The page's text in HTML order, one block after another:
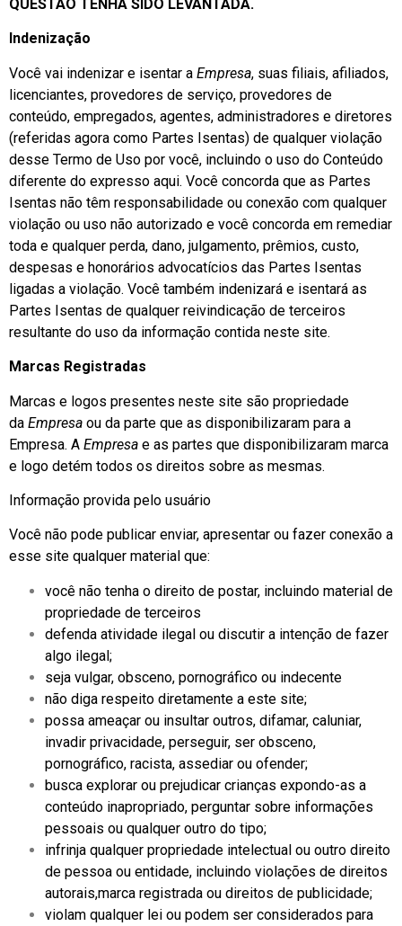
QUESTÃO TENHA SIDO LEVANTADA.
Indenização
Você vai indenizar e isentar a Empresa, suas filiais, afiliados,
licenciantes, provedores de serviço, provedores de
conteúdo, empregados, agentes, administradores e diretores
(referidas agora como Partes Isentas) de qualquer violação
desse Termo de Uso por você, incluindo o uso do Conteúdo
diferente do expresso aqui. Você concorda que as Partes
Isentas não têm responsabilidade ou conexão com qualquer
violação ou uso não autorizado e você concorda em remediar
toda e qualquer perda, dano, julgamento, prêmios, custo,
despesas e honorários advocatícios das Partes Isentas
ligadas a violação. Você também indenizará e isentará as
Partes Isentas de qualquer reivindicação de terceiros
resultante do uso da informação contida neste site.
Marcas Registradas
Marcas e logos presentes neste site são propriedade
da Empresa ou da parte que as disponibilizaram para a
Empresa. A Empresa e as partes que disponibilizaram marca
e logo detém todos os direitos sobre as mesmas.
Informação provida pelo usuário
Você não pode publicar enviar, apresentar ou fazer conexão a
esse site qualquer material que:
você não tenha o direito de postar, incluindo material de
propriedade de terceiros
defenda atividade ilegal ou discutir a intenção de fazer
algo ilegal;
seja vulgar, obsceno, pornográfico ou indecente
não diga respeito diretamente a este site;
possa ameaçar ou insultar outros, difamar, caluniar,
invadir privacidade, perseguir, ser obsceno,
pornográfico, racista, assediar ou ofender;
busca explorar ou prejudicar crianças expondo-as a
conteúdo inapropriado, perguntar sobre informações
pessoais ou qualquer outro do tipo;
infrinja qualquer propriedade intelectual ou outro direito
de pessoa ou entidade, incluindo violações de direitos
autorais,marca registrada ou direitos de publicidade;
violam qualquer lei ou podem ser considerados para